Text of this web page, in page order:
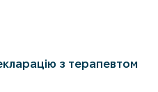
з терапевтом